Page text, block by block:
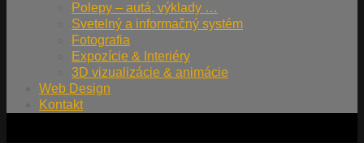
Polepy – autá, výklady …
Svetelný a informačný systém
Fotografia
Expozície & Interiéry
3D vizualizácie & animácie
Web Design
Kontakt